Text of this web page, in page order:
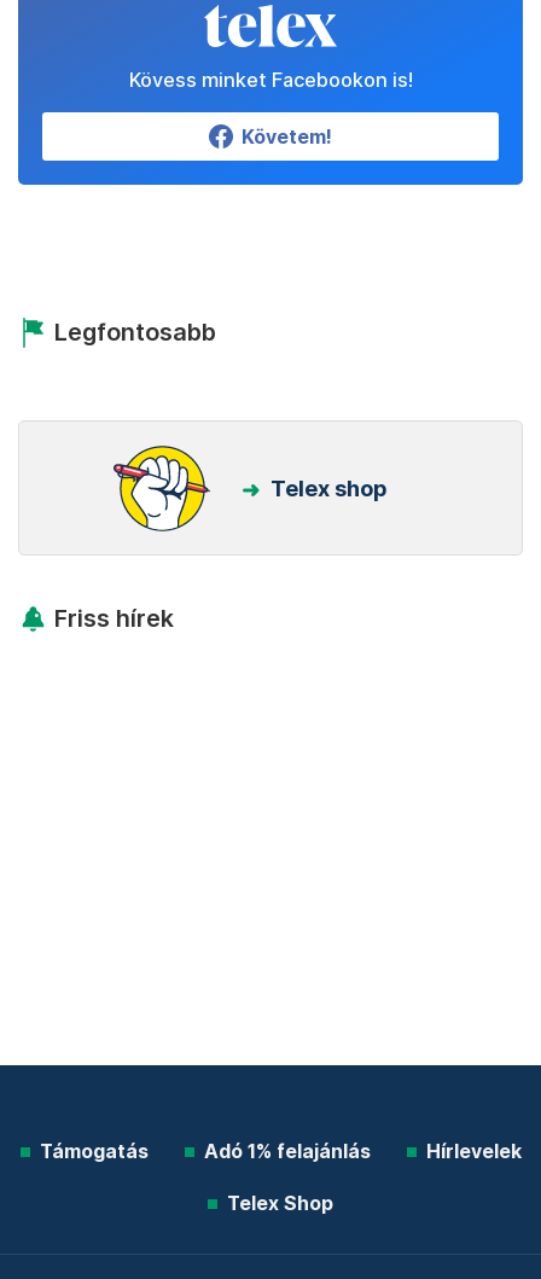
Kövess minket Facebookon is!
Követem!
Legfontosabb
Telex shop
Friss hírek
Támogatás Adó 1% felajánlás Hírlevelek
Telex Shop